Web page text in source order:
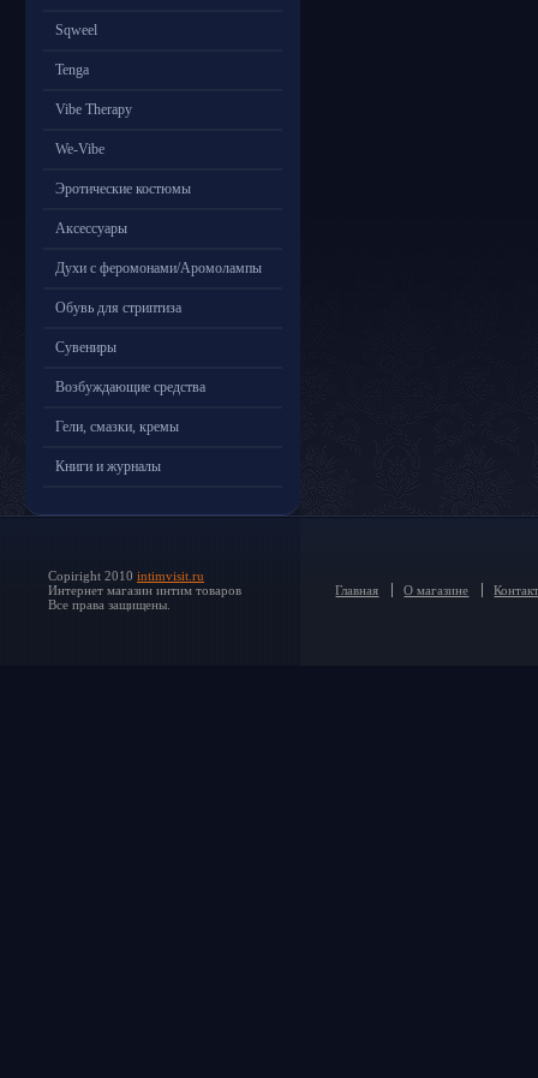
Sqweel
Tenga
Vibe Therapy
We-Vibe
Эротические костюмы
Аксессуары
Духи с феромонами/Аромолампы
Обувь для стриптиза
Сувениры
Возбуждающие средства
Гели, смазки, кремы
Книги и журналы
Copiright 2010 intimvisit.ru
Интернет магазин интим товаров
Все права защищены.
Главная О магазине